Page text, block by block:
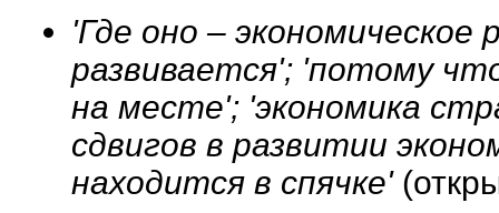
'Где оно – экономическое
развивается'; 'потому
на месте'; 'экономика
сдвигов в развитии
находится в спячке'